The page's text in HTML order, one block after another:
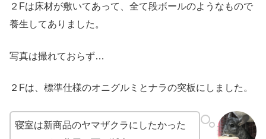
２Fは床材が敷いてあって、全て段ボールのようなもので
養生してありました。
写真は撮れておらず…
２Fは、標準仕様のオニグルミとナラの突板にしました。
寝室は新商品のヤマザクラにしたかった